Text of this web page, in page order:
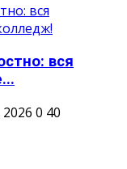
вся
0 40